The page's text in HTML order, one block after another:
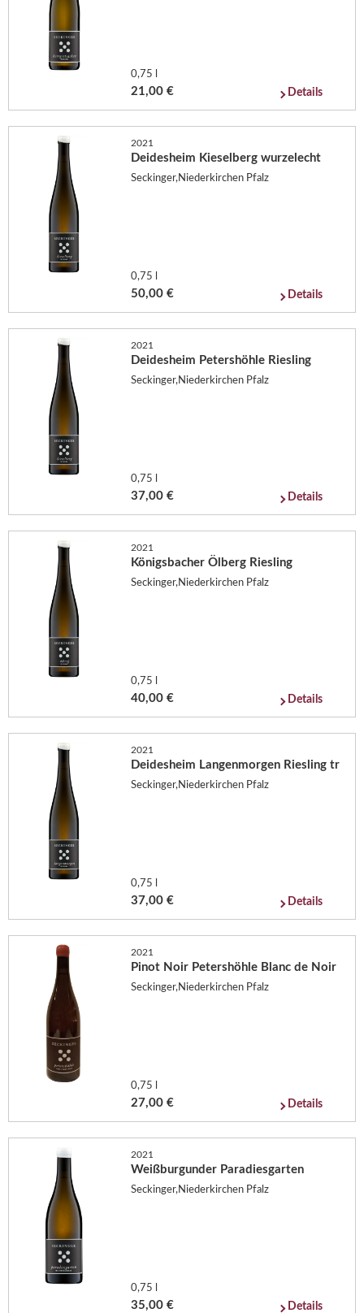
0,75 l
21,00 € Details
2021
Deidesheim Kieselberg wurzelecht
Seckinger,Niederkirchen Pfalz
0,75 l
50,00 € Details
2021
Deidesheim Petershöhle Riesling
Seckinger,Niederkirchen Pfalz
0,75 l
37,00 € Details
2021
Königsbacher Ölberg Riesling
Seckinger,Niederkirchen Pfalz
0,75 l
40,00 € Details
2021
Deidesheim Langenmorgen Riesling tr
Seckinger,Niederkirchen Pfalz
0,75 l
37,00 € Details
2021
Pinot Noir Petershöhle Blanc de Noir
Seckinger,Niederkirchen Pfalz
0,75 l
27,00 € Details
2021
Weißburgunder Paradiesgarten
Seckinger,Niederkirchen Pfalz
0,75 l
35,00 € Details